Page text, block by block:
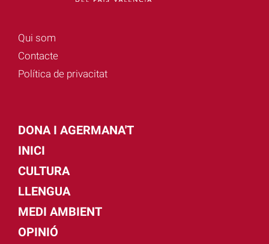
Qui som
Contacte
Política de privacitat
DONA I AGERMANA'T
INICI
CULTURA
LLENGUA
MEDI AMBIENT
OPINIÓ